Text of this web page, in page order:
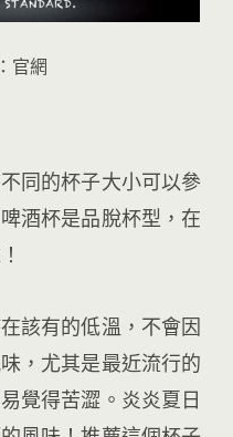
官網
同的杯子大小可以參
酒杯是品脫杯型，在
該有的低溫，不會因
，尤其是最近流行的
覺得苦澀。炎炎夏日